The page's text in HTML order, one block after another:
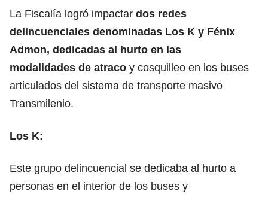
La Fiscalía logró impactar dos redes
delincuenciales denominadas Los K y Fénix
Admon, dedicadas al hurto en las
modalidades de atraco y cosquilleo en los buses
articulados del sistema de transporte masivo
Transmilenio.
Los K:
Este grupo delincuencial se dedicaba al hurto a
personas en el interior de los buses y